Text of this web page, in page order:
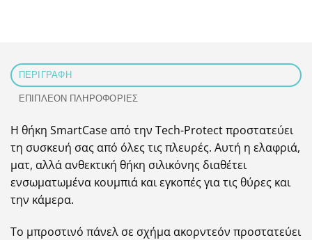
ΠΕΡΙΓΡΑΦΉ
ΕΠΙΠΛΈΟΝ ΠΛΗΡΟΦΟΡΊΕΣ
Η θήκη SmartCase από την Tech-Protect προστατεύει
τη συσκευή σας από όλες τις πλευρές. Αυτή η ελαφριά,
ματ, αλλά ανθεκτική θήκη σιλικόνης διαθέτει
ενσωματωμένα κουμπιά και εγκοπές για τις θύρες και
την κάμερα.
Το μπροστινό πάνελ σε σχήμα ακορντεόν προστατεύει